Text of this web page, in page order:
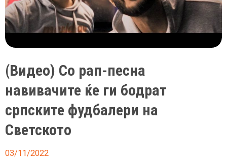
Катар
(Видео) Со рап-песна
навивачите ќе ги бодрат
српските фудбалери на
Светското
03/11/2022